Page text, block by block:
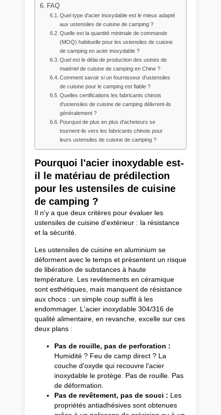
FAQ
Quel type d'acier inoxydable est le mieux adapté
aux ustensiles de cuisine de camping ?
Quelle est la quantité minimale de commande
(MOQ) habituelle pour les ustensiles de cuisine
de camping en acier inoxydable ?
Quel est le délai de production des usines de
matériel de cuisine de camping en Chine ?
Comment savoir si un fournisseur d'ustensiles
de cuisine pour le camping est fiable ?
Quelles certifications les fabricants chinois
d'ustensiles de cuisine de camping délivrent-ils
généralement ?
Pourquoi de plus en plus d'acheteurs se
tournent-ils vers les fabricants chinois pour
leurs ustensiles de cuisine de camping ?
Pourquoi l'acier inoxydable est-
il le matériau de prédilection
pour les ustensiles de cuisine
de camping ?
Il n'y a que deux critères pour évaluer les
ustensiles de cuisine d'extérieur : la résistance
et la sécurité.
Les ustensiles de cuisine en aluminium se
déforment avec le temps et présentent un risque
de libération de substances à haute
température. Les revêtements en céramique
sont esthétiques, mais manquent de résistance
aux chocs : un simple coup suffit à les
endommager. L'acier inoxydable 304/316 de
qualité alimentaire, en revanche, excelle sur ces
deux plans :
Pas de rouille, pas de perforation :
Humidité ? Feu de camp direct ? La
couche d'oxyde qui recouvre l'acier
inoxydable le protège. Pas de rouille. Pas
de déformation.
Pas de revêtement, pas de souci : Les
propriétés antiadhésives sont obtenues